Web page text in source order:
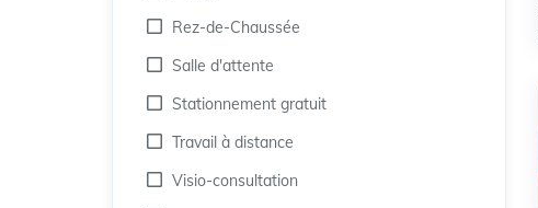
Rez-de-Chaussée
Salle d'attente
Stationnement gratuit
Travail à distance
Visio-consultation